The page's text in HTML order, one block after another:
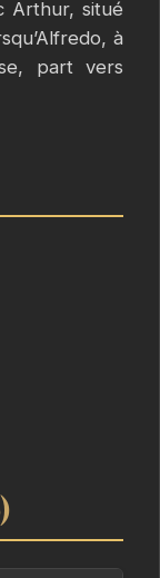
Arthur, situé
à
part vers
qu’il aime
et de lacs,
de nature